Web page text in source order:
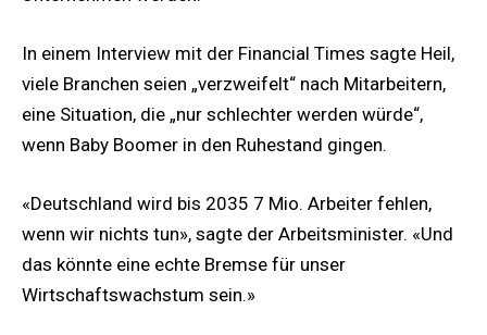
In einem Interview mit der Financial Times sagte Heil,
viele Branchen seien „verzweifelt“ nach Mitarbeitern,
eine Situation, die „nur schlechter werden würde“,
wenn Baby Boomer in den Ruhestand gingen.
«Deutschland wird bis 2035 7 Mio. Arbeiter fehlen,
wenn wir nichts tun», sagte der Arbeitsminister. «Und
das könnte eine echte Bremse für unser
Wirtschaftswachstum sein.»